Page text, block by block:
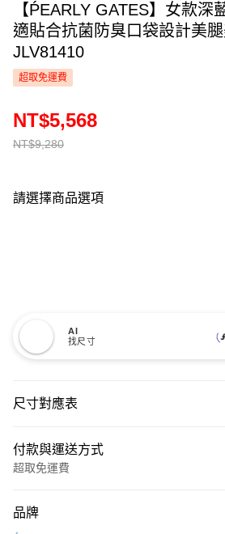
【ṔEARLY GATES】女款深
適貼合抗菌防臭口袋設計美
JLV81410
超取免運費
NT$9,280
NT$5,568
請選擇商品選項
AI
找尺寸
尺寸對應表
付款與運送方式
超取免運費
信用卡一次付款
品牌